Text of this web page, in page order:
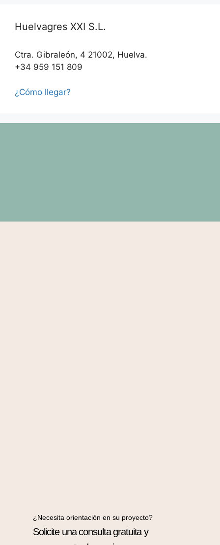
Huelvagres XXI S.L.
Ctra. Gibraleón, 4 21002, Huelva.
+34 959 151 809
¿Cómo llegar?
¿Necesita orientación en su proyecto?
Solicite una consulta gratuita y